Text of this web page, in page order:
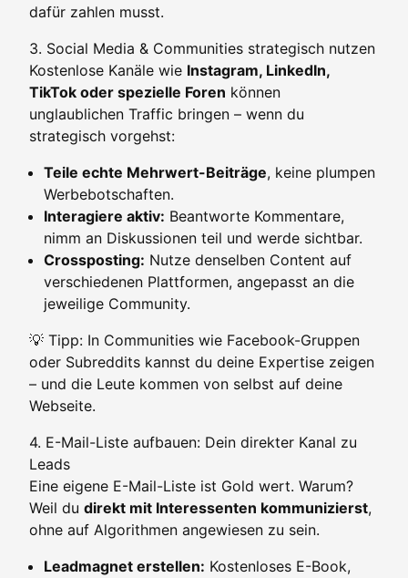
dafür zahlen musst.
3. Social Media & Communities strategisch nutzen
Kostenlose Kanäle wie Instagram, LinkedIn,
TikTok oder spezielle Foren können
unglaublichen Traffic bringen – wenn du
strategisch vorgehst:
Teile echte Mehrwert-Beiträge, keine plumpen
Werbebotschaften.
Interagiere aktiv: Beantworte Kommentare,
nimm an Diskussionen teil und werde sichtbar.
Crossposting: Nutze denselben Content auf
verschiedenen Plattformen, angepasst an die
jeweilige Community.
💡 Tipp: In Communities wie Facebook-Gruppen
oder Subreddits kannst du deine Expertise zeigen
– und die Leute kommen von selbst auf deine
Webseite.
4. E-Mail-Liste aufbauen: Dein direkter Kanal zu
Leads
Eine eigene E-Mail-Liste ist Gold wert. Warum?
Weil du direkt mit Interessenten kommunizierst,
ohne auf Algorithmen angewiesen zu sein.
Leadmagnet erstellen: Kostenloses E-Book,